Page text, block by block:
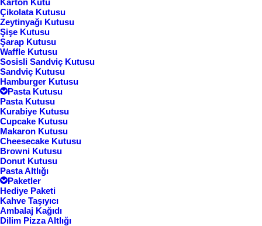
Karton Kutu
Çikolata Kutusu
Zeytinyağı Kutusu
Şişe Kutusu
Şarap Kutusu
Waffle Kutusu
Sosisli Sandviç Kutusu
Sandviç Kutusu
Hamburger Kutusu
Pasta Kutusu
Pasta Kutusu
Kurabiye Kutusu
Cupcake Kutusu
Makaron Kutusu
Cheesecake Kutusu
Browni Kutusu
Donut Kutusu
Pasta Altlığı
Paketler
Hediye Paketi
Kahve Taşıyıcı
Ambalaj Kağıdı
Dilim Pizza Altlığı
Ana Sayfa
Ürünler “macaron kutusu” olarak etiketlendi
macaron kutusu